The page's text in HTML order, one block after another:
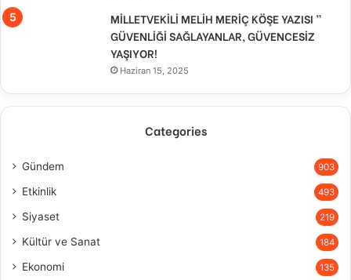
MİLLETVEKİLİ MELİH MERİÇ KÖŞE YAZISI ”
GÜVENLİĞİ SAĞLAYANLAR, GÜVENCESİZ
YAŞIYOR!
Haziran 15, 2025
Categories
Gündem 903
Etkinlik 493
Siyaset 219
Kültür ve Sanat 184
Ekonomi 135